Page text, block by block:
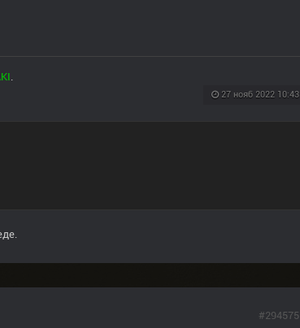
.
27 нояб 2022 10:43
#294575